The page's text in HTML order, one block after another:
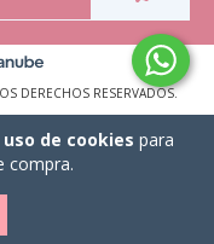
de cookies para
compra.
DERECHOS RESERVADOS.